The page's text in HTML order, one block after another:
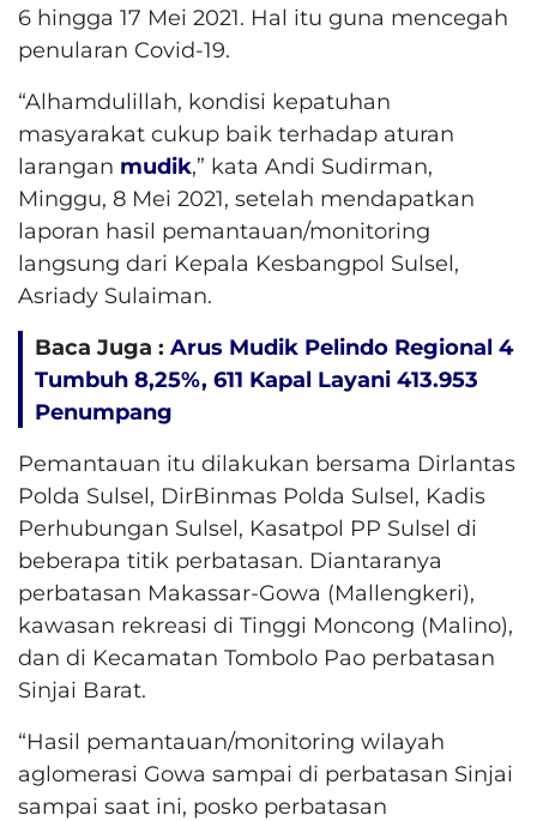
6 hingga 17 Mei 2021. Hal itu guna mencegah
penularan Covid-19.
“Alhamdulillah, kondisi kepatuhan
masyarakat cukup baik terhadap aturan
larangan mudik,” kata Andi Sudirman,
Minggu, 8 Mei 2021, setelah mendapatkan
laporan hasil pemantauan/monitoring
langsung dari Kepala Kesbangpol Sulsel,
Asriady Sulaiman.
Baca Juga : Arus Mudik Pelindo Regional 4
Tumbuh 8,25%, 611 Kapal Layani 413.953
Penumpang
Pemantauan itu dilakukan bersama Dirlantas
Polda Sulsel, DirBinmas Polda Sulsel, Kadis
Perhubungan Sulsel, Kasatpol PP Sulsel di
beberapa titik perbatasan. Diantaranya
perbatasan Makassar-Gowa (Mallengkeri),
kawasan rekreasi di Tinggi Moncong (Malino),
dan di Kecamatan Tombolo Pao perbatasan
Sinjai Barat.
“Hasil pemantauan/monitoring wilayah
aglomerasi Gowa sampai di perbatasan Sinjai
sampai saat ini, posko perbatasan